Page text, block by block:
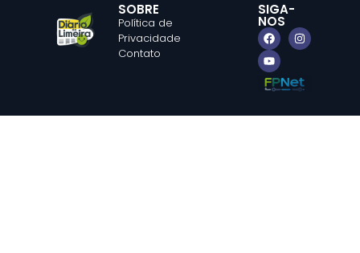
SOBRE
Política de
Privacidade
Contato
SIGA-
NOS